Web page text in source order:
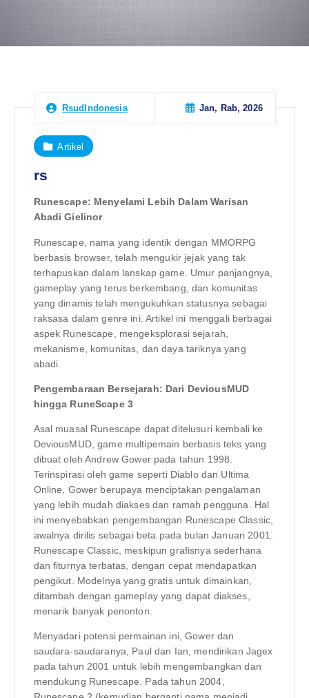
RsudIndonesia Jan, Rab, 2026
Artikel
rs
Runescape: Menyelami Lebih Dalam Warisan
Abadi Gielinor
Runescape, nama yang identik dengan MMORPG
berbasis browser, telah mengukir jejak yang tak
terhapuskan dalam lanskap game. Umur panjangnya,
gameplay yang terus berkembang, dan komunitas
yang dinamis telah mengukuhkan statusnya sebagai
raksasa dalam genre ini. Artikel ini menggali berbagai
aspek Runescape, mengeksplorasi sejarah,
mekanisme, komunitas, dan daya tariknya yang
abadi.
Pengembaraan Bersejarah: Dari DeviousMUD
hingga RuneScape 3
Asal muasal Runescape dapat ditelusuri kembali ke
DeviousMUD, game multipemain berbasis teks yang
dibuat oleh Andrew Gower pada tahun 1998.
Terinspirasi oleh game seperti Diablo dan Ultima
Online, Gower berupaya menciptakan pengalaman
yang lebih mudah diakses dan ramah pengguna. Hal
ini menyebabkan pengembangan Runescape Classic,
awalnya dirilis sebagai beta pada bulan Januari 2001.
Runescape Classic, meskipun grafisnya sederhana
dan fiturnya terbatas, dengan cepat mendapatkan
pengikut. Modelnya yang gratis untuk dimainkan,
ditambah dengan gameplay yang dapat diakses,
menarik banyak penonton.
Menyadari potensi permainan ini, Gower dan
saudara-saudaranya, Paul dan Ian, mendirikan Jagex
pada tahun 2001 untuk lebih mengembangkan dan
mendukung Runescape. Pada tahun 2004,